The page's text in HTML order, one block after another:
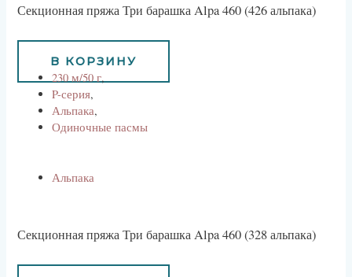
Секционная пряжа Три барашка Alpa 460 (426 альпака)
734руб
В КОРЗИНУ
230 м/50 г,
P-серия,
Альпака,
Одиночные пасмы
Альпака
Секционная пряжа Три барашка Alpa 460 (328 альпака)
734руб